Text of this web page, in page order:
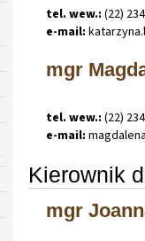
tel. wew.: (22)
e-mail: katarzyna.
mgr
tel. wew.: (22)
e-mail:
Kierownik
mgr